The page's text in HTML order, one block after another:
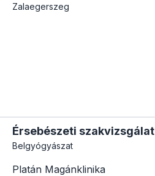
Zalaegerszeg
Érsebészeti szakvizsgálat
Belgyógyászat
Platán Magánklinika